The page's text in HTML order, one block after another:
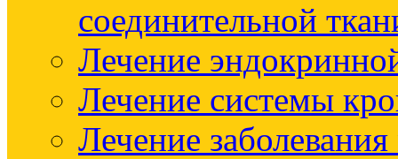
соединительной
Лечение
Лечение системы
Лечение